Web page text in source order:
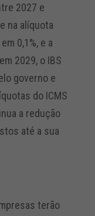
2027 e
na alíquota
0,1%, e a
2029, o IBS
governo e
do ICMS
a redução
até a sua
terão